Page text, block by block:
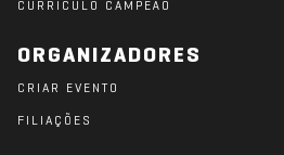
CURRÍCULO CAMPEÃO
ORGANIZADORES
CRIAR EVENTO
FILIAÇÕES